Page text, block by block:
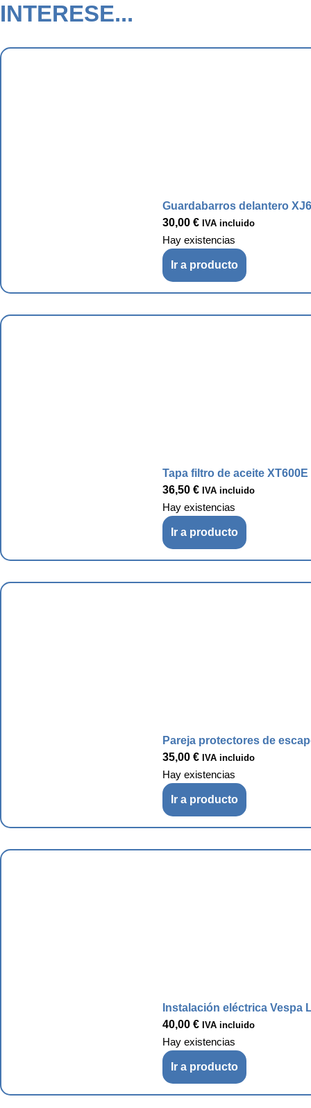
INTERESE...
Guardabarros delantero
30,00 € IVA incluido
Hay existencias
Ir a producto
Tapa filtro de aceite
36,50 € IVA incluido
Hay existencias
Ir a producto
Pareja protectores de
35,00 € IVA incluido
Hay existencias
Ir a producto
Instalación eléctrica Vespa
40,00 € IVA incluido
Hay existencias
Ir a producto